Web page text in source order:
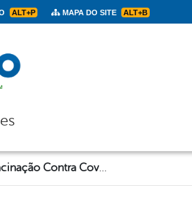
ALT+P MAPA DO SITE ALT+B
Boletim Informativo de Vacinação Contra Covid-19